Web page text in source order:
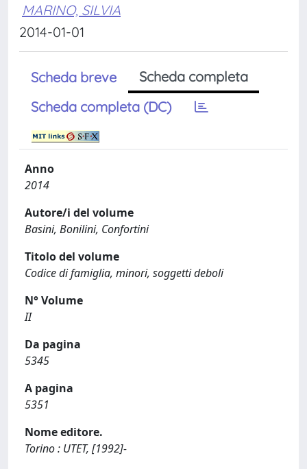
MARINO, SILVIA
2014-01-01
Scheda breve
Scheda completa
Scheda completa (DC)
Anno
2014
Autore/i del volume
Basini, Bonilini, Confortini
Titolo del volume
Codice di famiglia, minori, soggetti deboli
N° Volume
II
Da pagina
5345
A pagina
5351
Nome editore.
Torino : UTET, [1992]-